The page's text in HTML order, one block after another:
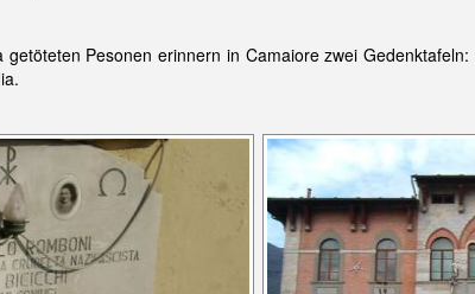
Pesonen erinnern in Camaiore zwei